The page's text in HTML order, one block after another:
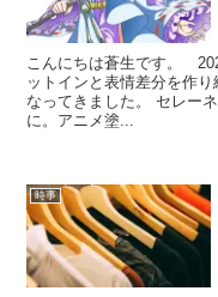
こんにちは蒼生です。
ットインと表情差分を作
なってきました。 セレー
に。アニメ塗...
時事